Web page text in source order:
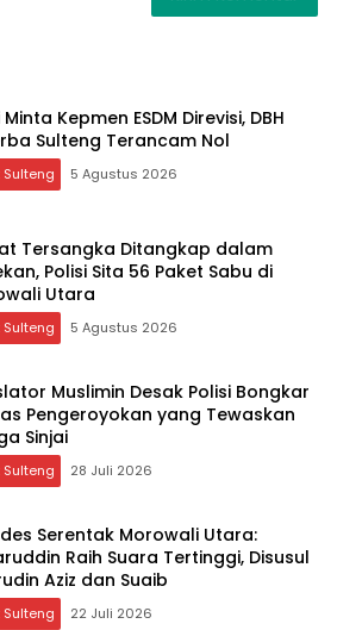
Kepmen ESDM Direvisi, DBH
Sulteng Terancam Nol
Sulteng 5 Agustus 2026
Tersangka Ditangkap dalam
Polisi Sita 56 Paket Sabu di
Utara
Sulteng 5 Agustus 2026
Muslimin Desak Polisi Bongkar
Pengeroyokan yang Tewaskan
Sinjai
Sulteng 28 Juli 2026
Serentak Morowali Utara:
Raih Suara Tertinggi, Disusul
Aziz dan Suaib
Sulteng 22 Juli 2026